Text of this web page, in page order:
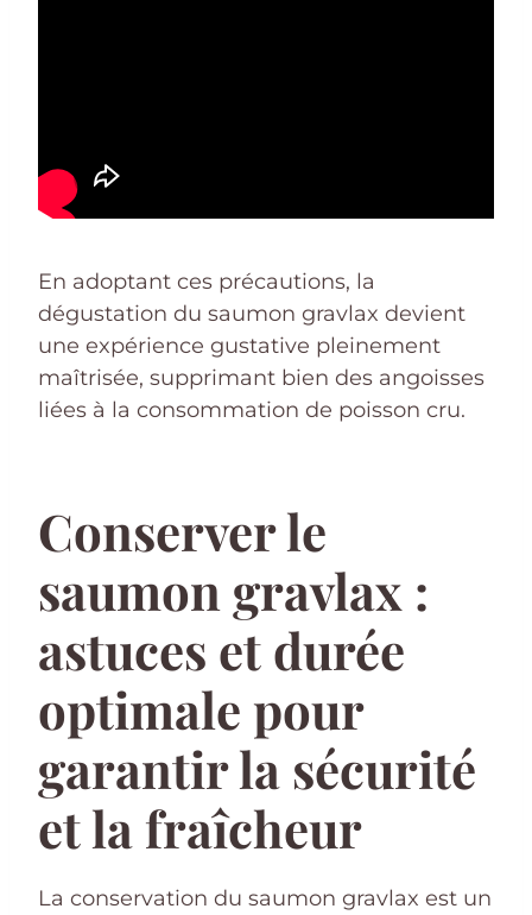
En adoptant ces précautions, la
dégustation du saumon gravlax devient
une expérience gustative pleinement
maîtrisée, supprimant bien des angoisses
liées à la consommation de poisson cru.
Conserver le
saumon gravlax :
astuces et durée
optimale pour
garantir la sécurité
et la fraîcheur
La conservation du saumon gravlax est un